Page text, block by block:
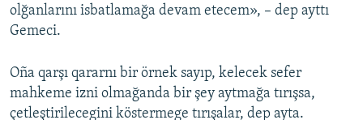
olğanlarını isbatlamağa devam etecem», – dep ayttı
Gemeci.
Oña qarşı qararnı bir örnek sayıp, kelecek sefer
mahkeme izni olmağanda bir şey aytmağa tırışsa,
çetleştirilecegini köstermege tırışalar, dep ayta.